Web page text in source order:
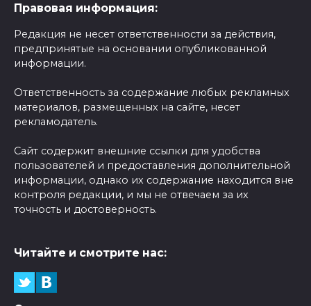
Правовая информация:
Редакция не несет ответственности за действия,
предпринятые на основании опубликованной
информации.
Ответственность за содержание любых рекламных
материалов, размещенных на сайте, несет
рекламодатель.
Сайт содержит внешние ссылки для удобства
пользователей и предоставления дополнительной
информации, однако их содержание находится вне
контроля редакции, и мы не отвечаем за их
точность и достоверность.
Читайте и смотрите нас: